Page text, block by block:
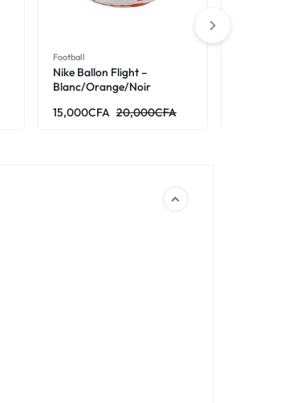
Football
Nike Ballon Flight –
Blanc/Orange/Noir
15,000CFA 20,000CFA